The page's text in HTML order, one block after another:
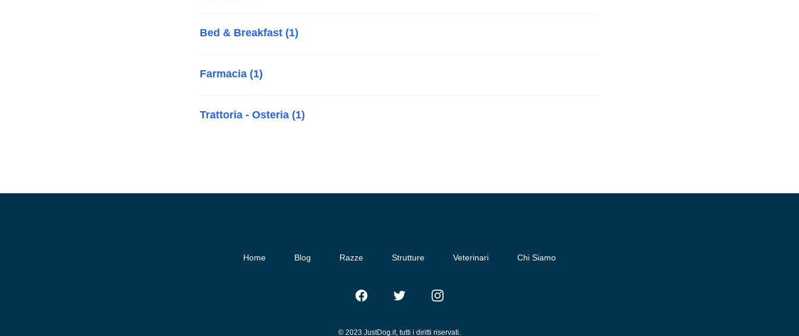
Bed & Breakfast (1)
Farmacia (1)
Trattoria - Osteria (1)
Home Blog Razze Strutture Veterinari Chi Siamo
FacebookTwitter Instagram
© 2023 JustDog.it, tutti i diritti riservati.